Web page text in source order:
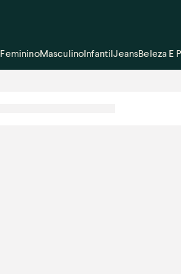
FemininoMasculinoInfantilJeansBeleza E